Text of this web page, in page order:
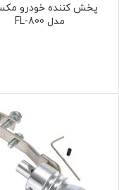
پخش کننده خودرو
مدل FL-800